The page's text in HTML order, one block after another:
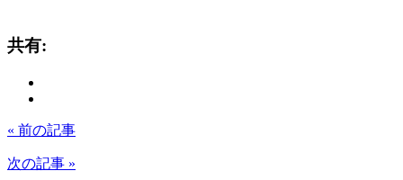
共有:
« 前の記事
次の記事 »